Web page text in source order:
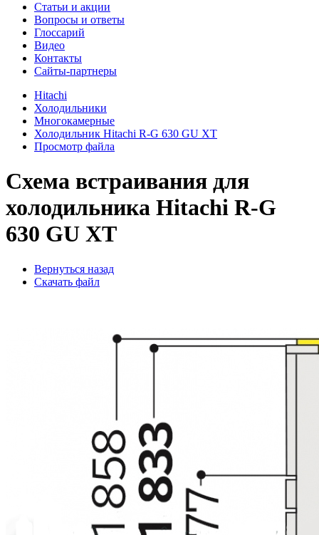
Cтатьи и акции
Вопросы и ответы
Глоссарий
Видео
Контакты
Сайты-партнеры
Hitachi
Холодильники
Многокамерные
Холодильник Hitachi R-G 630 GU XT
Просмотр файла
Схема встраивания для
холодильника Hitachi R-G
630 GU XT
Вернуться назад
Скачать файл